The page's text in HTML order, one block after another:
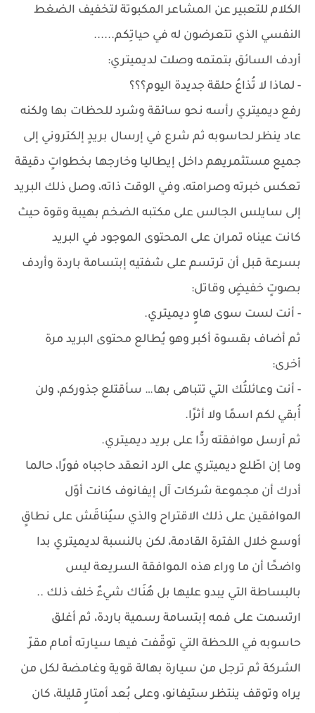
الكلام للتعبير عن المشاعر المكبوتة لتخفيف الضغط
النفسي الذي تتعرضون له في حياتِكم......
أردف السائق بتمتمه وصلت لديميتري:
- لماذا لا تُذاعُ حلقة جديدة اليوم؟؟؟
رفع ديميتري رأسه نحو سائقة وشرد للحظات بها ولكنه
عاد ينظر لحاسوبه ثم شرع في إرسال بريدٍ إلكتروني إلى
جميع مستثمريهم داخل إيطاليا وخارجها بخطواتٍ دقيقة
تعكس خبرته وصرامته، وفي الوقت ذاته، وصل ذلك البريد
إلى سايلس الجالس على مكتبه الضخم بهيبة وقوة حيث
كانت عيناه تمران على المحتوى الموجود في البريد
بسرعة قبل أن ترتسم على شفتيه إبتسامة باردة وأردف
بصوتٍ خفيضٍ وقاتل:
- أنت لست سوى هاوٍ ديميتري.
ثم أضاف بقسوة أكبر وهو يُطالع محتوى البريد مرة
أخرى:
- أنت وعائلتُك التي تتباهى بها… سأقتلع جذوركم، ولن
أُبقي لكم اسمًا ولا أثرًا.
ثم أرسل موافقته ردًّا على بريد ديميتري.
وما إن اطّلع ديميتري على الرد انعقد حاجباه فورًا، حالما
أدرك أن مجموعة شركات آل إيفانوف كانت أوّل
الموافقين على ذلك الاقتراح والذي سيُناقَش على نطاقٍ
أوسع خلال الفترة القادمة، لكن بالنسبة لديميتري بدا
واضحًا أن ما وراء هذه الموافقة السريعة ليس
بالبساطة التي يبدو عليها بل هُنَاك شيءٌ خلف ذلك ..
ارتسمت على فمه إبتسامة رسمية باردة، ثم أغلق
حاسوبه في اللحظة التي توقّفت فيها سيارته أمام مقرّ
الشركة ثم ترجل من سيارة بهالة قوية وغامضة لكل من
يراه وتوقف ينتظر ستيفانو، وعلى بُعد أمتارٍ قليلة، كان